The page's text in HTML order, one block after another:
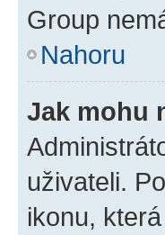
Group
Nahoru
Jak mohu
uživateli.
ikonu,